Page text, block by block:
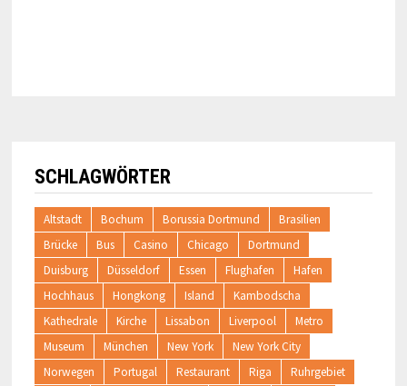
SCHLAGWÖRTER
Altstadt Bochum Borussia Dortmund
Brasilien
Brücke
Bus Casino Chicago
Dortmund
Duisburg
Düsseldorf Essen Flughafen
Hafen
Hochhaus
Hongkong Island
Kambodscha
Kathedrale
Kirche Lissabon Liverpool
Metro
Museum
München New York
New York City
Norwegen
Portugal Restaurant Riga
Ruhrgebiet